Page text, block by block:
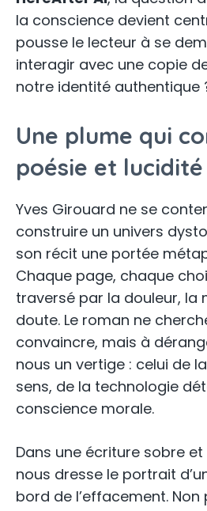
la conscience devient
pousse le lecteur à se
interagir avec une copie
notre identité authentique
Une plume qui
poésie et lucidité
Yves Girouard ne se
construire un univers
son récit une portée
Chaque page, chaque
traversé par la douleur, la
doute. Le roman ne
convaincre, mais à
nous un vertige : celui de
sens, de la technologie
conscience morale.
Dans une écriture sobre
nous dresse le portrait
bord de l’effacement.